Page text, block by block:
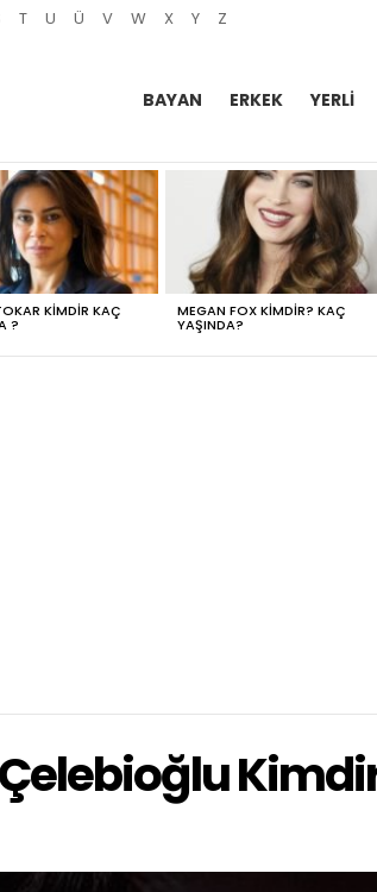
T U Ü V W X Y Z
BAYAN ERKEK YERLI
KIMDIR KAÇ
?
MEGAN FOX KIMDIR? KAÇ
YAŞINDA?